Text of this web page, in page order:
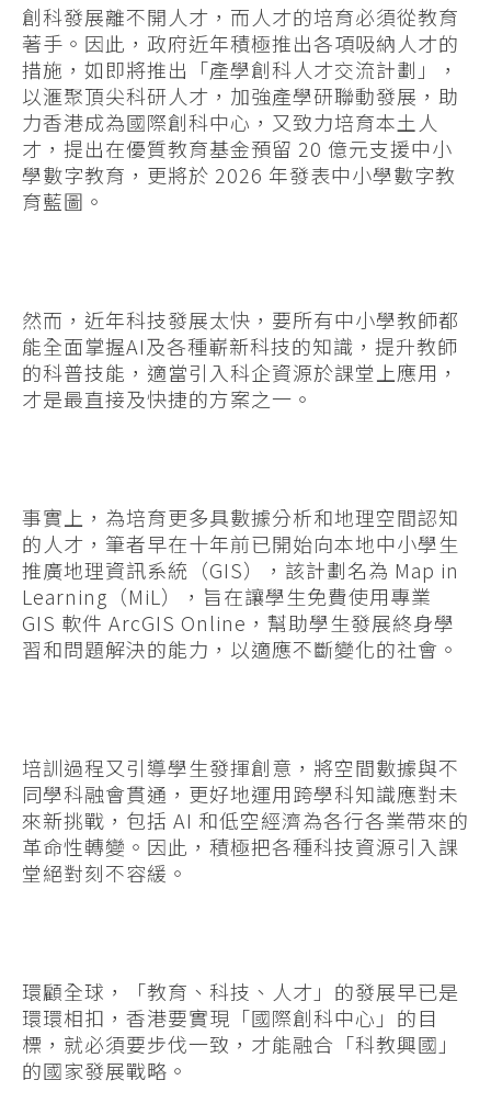
創科發展離不開人才，而人才的培育必須從教育
著手。因此，政府近年積極推出各項吸納人才的
措施，如即將推出「產學創科人才交流計劃」，
以滙聚頂尖科研人才，加強產學研聯動發展，助
力香港成為國際創科中心，又致力培育本土人
才，提出在優質教育基金預留 20 億元支援中小
學數字教育，更將於 2026 年發表中小學數字教
育藍圖。
然而，近年科技發展太快，要所有中小學教師都
能全面掌握AI及各種嶄新科技的知識，提升教師
的科普技能，適當引入科企資源於課堂上應用，
才是最直接及快捷的方案之一。
事實上，為培育更多具數據分析和地理空間認知
的人才，筆者早在十年前已開始向本地中小學生
推廣地理資訊系統（GIS），該計劃名為 Map in
Learning（MiL），旨在讓學生免費使用專業
GIS 軟件 ArcGIS Online，幫助學生發展終身學
習和問題解決的能力，以適應不斷變化的社會。
培訓過程又引導學生發揮創意，將空間數據與不
同學科融會貫通，更好地運用跨學科知識應對未
來新挑戰，包括 AI 和低空經濟為各行各業帶來的
革命性轉變。因此，積極把各種科技資源引入課
堂絕對刻不容緩。
環顧全球，「教育、科技、人才」的發展早已是
環環相扣，香港要實現「國際創科中心」的目
標，就必須要步伐一致，才能融合「科教興國」
的國家發展戰略。